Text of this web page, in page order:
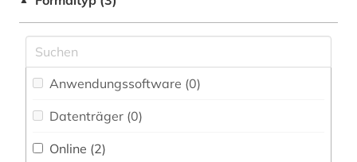
Zeitungen (1)
Osteuropa (4)
Ukraine (1) Anwendungssoftware (0)
Datenträger (0)
Online (2)